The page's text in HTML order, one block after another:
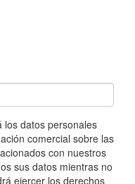
los datos personales
comercial sobre las
con nuestros
sus datos mientras no
ejercer los derechos